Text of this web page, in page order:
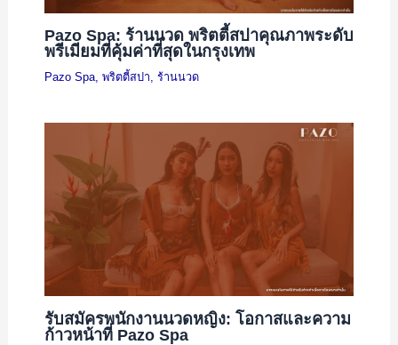
Pazo Spa: ร้านนวด พริตตี้สปาคุณภาพระดับ
พรีเมียมที่คุ้มค่าที่สุดในกรุงเทพ
Pazo Spa, พริตตี้สปา, ร้านนวด
รับสมัครพนักงานนวดหญิง: โอกาสและความ
ก้าวหน้าที่ Pazo Spa